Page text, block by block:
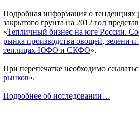
Подробная информация о тенденциях
закрытого грунта на 2012 год
«Тепличный бизнес на юге России.
рынка производства овощей, зелени
теплицах ЮФО и СКФО».
При перепечатке необходимо
рынков».
Подробнее об исследовании…